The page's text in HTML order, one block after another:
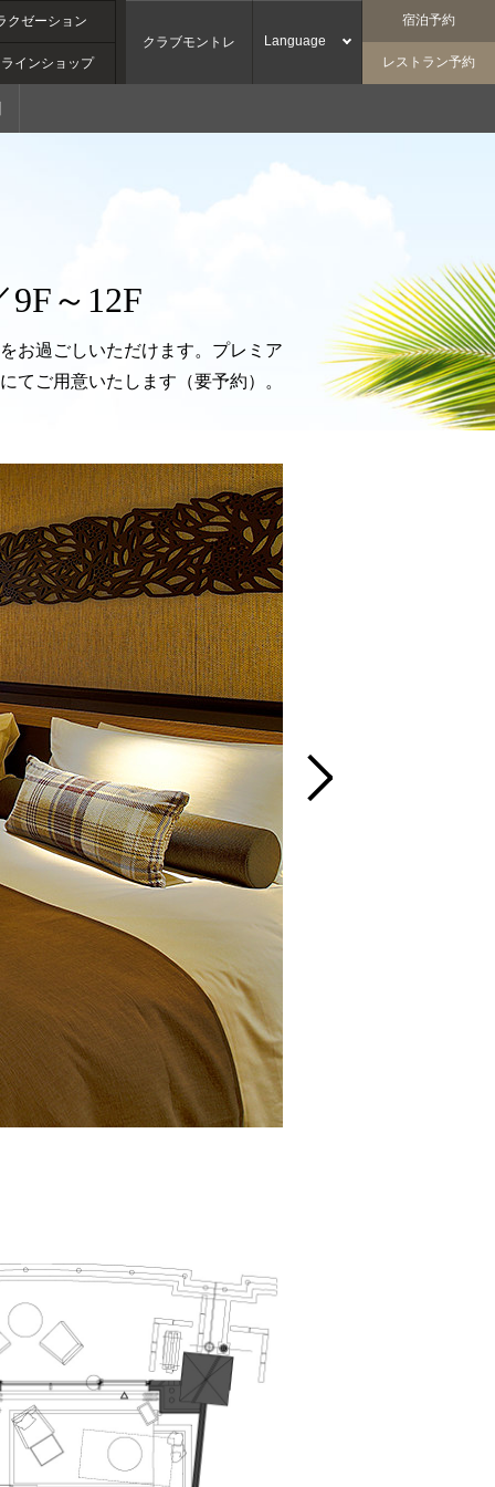
クゼーション
インショップ
クラブモントレ Language
宿泊予約
レストラン予約
～12F
お過ごしいただけます。プレミア
てご用意いたします（要予約）。
戸」
トで予約する
7113
19:00）
お問い合わせ
索
室数 1室